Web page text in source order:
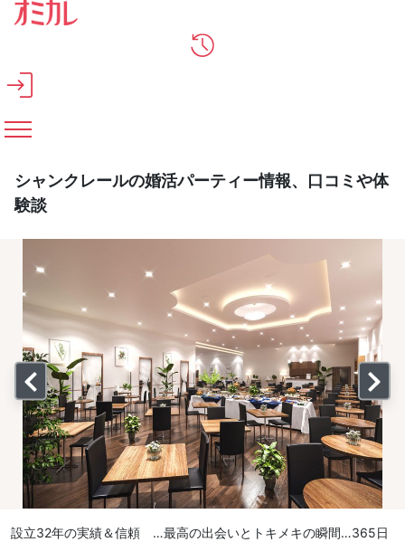
メインコンテンツへスキップ
シャンクレールの婚活パーティー情報、口コミや体
験談
設立32年の実績＆信頼 …最高の出会いとトキメキの瞬間…365日